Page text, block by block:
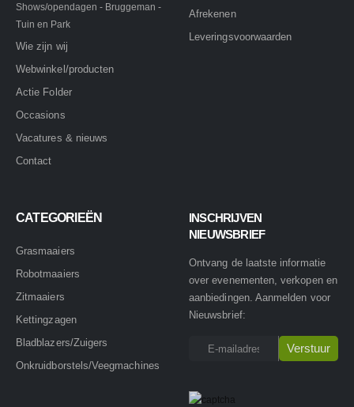
Shows/opendagen - Bruggeman -
Tuin en Park
Wie zijn wij
Webwinkel/producten
Actie Folder
Occasions
Vacatures & nieuws
Contact
Afrekenen
Leveringsvoorwaarden
CATEGORIEËN
Grasmaaiers
Robotmaaiers
Zitmaaiers
Kettingzagen
Bladblazers/Zuigers
Onkruidborstels/Veegmachines
INSCHRIJVEN
NIEUWSBRIEF
Ontvang de laatste informatie
over evenementen, verkopen en
aanbiedingen. Aanmelden voor
Nieuwsbrief: